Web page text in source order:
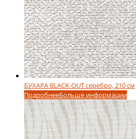
БУХАРА BLACK-OUT серебро, 210 см
ПодробнееБольше информации